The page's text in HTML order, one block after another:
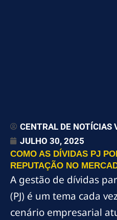
CENTRAL DE NOTÍCIAS
JULHO 30, 2025
COMO AS DÍVIDAS PJ
REPUTAÇÃO NO
A gestão de dívidas
(PJ) é um tema cada
cenário empresarial